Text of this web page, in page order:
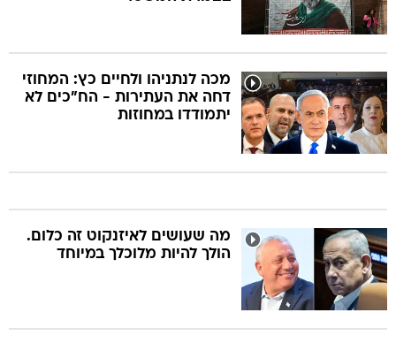
מכה לנתניהו ולחיים כץ: המחוזי
דחה את העתירות - הח"כים לא
יתמודדו במחוזות
מה שעושים לאיזנקוט זה כלום.
הולך להיות מלוכלך במיוחד